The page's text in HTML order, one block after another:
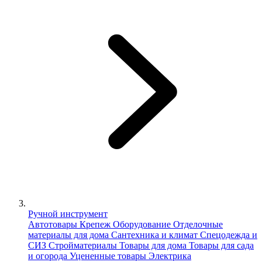
Ручной инструмент
Автотовары Крепеж Оборудование Отделочные
материалы для дома Сантехника и климат Спецодежда и
СИЗ Стройматериалы Товары для дома Товары для сада
и огорода Уцененные товары Электрика